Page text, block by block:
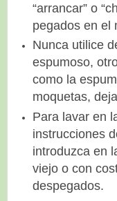
“arrancar” o
pegados en el
Nunca utilice
espumoso,
como la
moquetas,
Para lavar en
instrucciones
introduzca en
viejo o con
despegados.